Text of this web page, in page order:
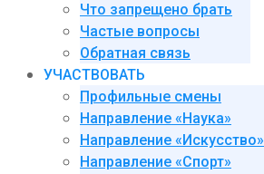
Что запрещено брать
Частые вопросы
Обратная связь
УЧАСТВОВАТЬ
Профильные смены
Направление «Наука»
Направление «Искусство»
Направление «Спорт»